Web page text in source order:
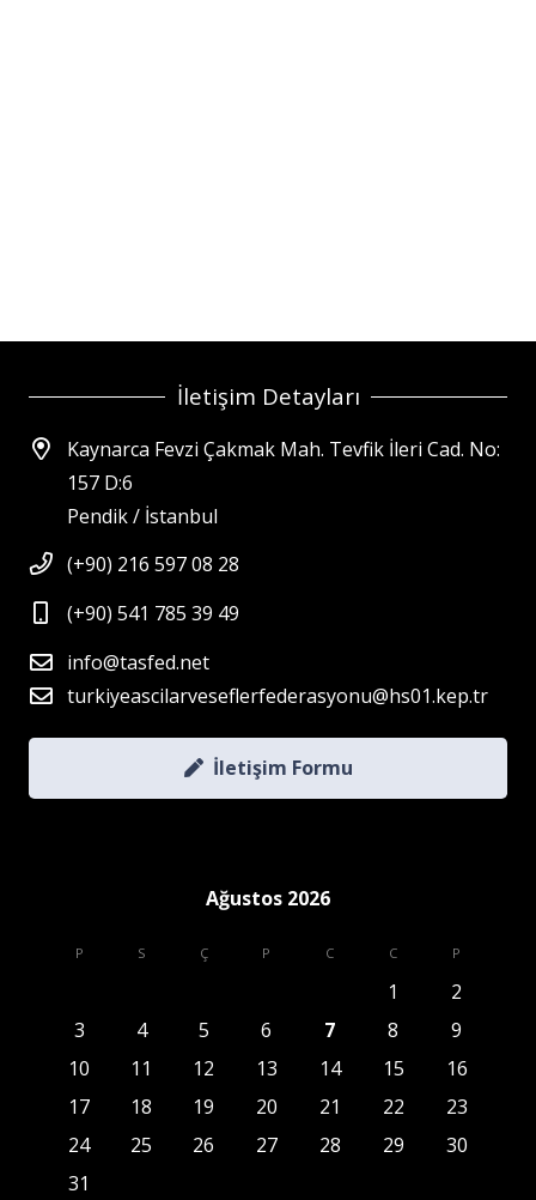
İletişim Detayları
Kaynarca Fevzi Çakmak Mah. Tevfik İleri Cad. No:
157 D:6
Pendik / İstanbul
(+90) 216 597 08 28
(+90) 541 785 39 49
info@tasfed.net
turkiyeascilarveseflerfederasyonu@hs01.kep.tr
İletişim Formu
Ağustos 2026
P S Ç P C C P
1
2
3
4 5 6 7 8
9
10
11 12 13 14 15
16
17
18 19 20 21 22
23
24
25 26 27 28 29
30
31